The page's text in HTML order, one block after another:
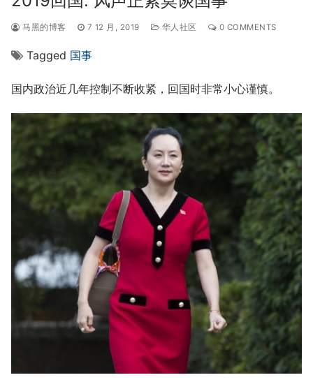
马黑的博客 7 12 月, 2019 华人社区 0 COMMENTS
Tagged 国事
国内政治近几年控制不断收紧，回国时非常小心谨慎。